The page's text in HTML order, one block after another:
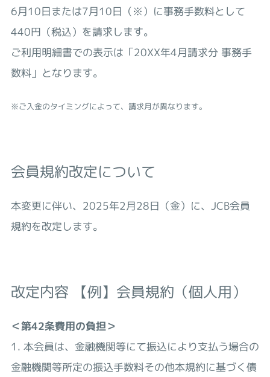
6月10日または7月10日（※）に事務手数料として
440円（税込）を請求します。
ご利用明細書での表示は「20XX年4月請求分 事務手
数料」となります。
※ご入金のタイミングによって、請求月が異なります。
会員規約改定について
本変更に伴い、2025年2月28日（金）に、JCB会員
規約を改定します。
改定内容 【例】会員規約（個人用）
＜第42条費用の負担＞
1. 本会員は、金融機関等にて振込により支払う場合の
金融機関等所定の振込手数料その他本規約に基づく債